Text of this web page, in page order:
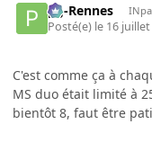
pg-Rennes
Posté(e) le 16
C'est comme ça à
MS duo était limité à
bientôt 8, faut être